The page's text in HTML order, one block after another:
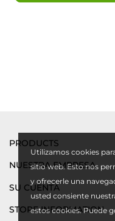
Utilizamos cookies
sitio web. Esto nos
y ofrecerle una
usted consiente
estos cookies. Puede
PRODUCTS
NUESTRA EMPRESA
SU CUENTA
STORE INFORMATION